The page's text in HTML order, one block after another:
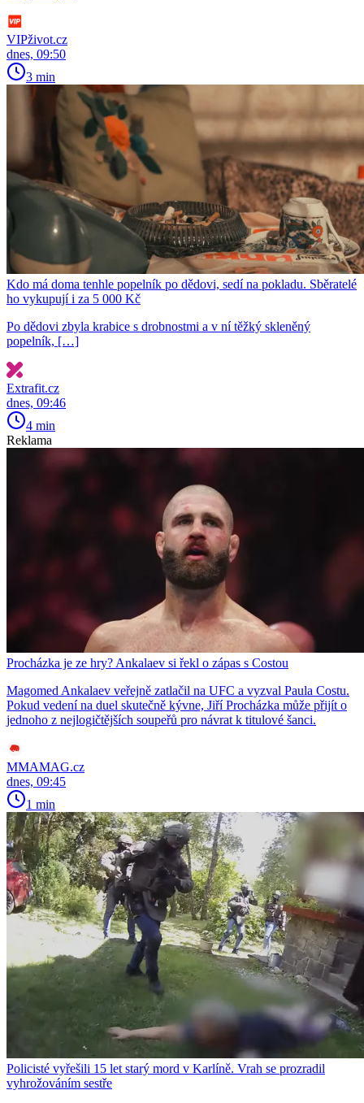
VIPživot.cz
dnes, 09:50
3 min
Kdo má doma tenhle popelník po dědovi, sedí na pokladu. Sběratelé
ho vykupují i za 5 000 Kč
Po dědovi zbyla krabice s drobnostmi a v ní těžký skleněný
popelník, […]
Extrafit.cz
dnes, 09:46
4 min
Reklama
Procházka je ze hry? Ankalaev si řekl o zápas s Costou
Magomed Ankalaev veřejně zatlačil na UFC a vyzval Paula Costu.
Pokud vedení na duel skutečně kývne, Jiří Procházka může přijít o
jednoho z nejlogičtějších soupeřů pro návrat k titulové šanci.
MMAMAG.cz
dnes, 09:45
1 min
Policisté vyřešili 15 let starý mord v Karlíně. Vrah se prozradil
vyhrožováním sestře